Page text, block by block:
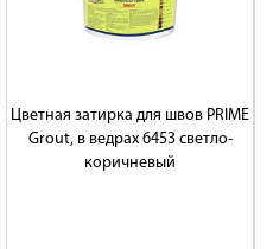
Цветная затирка для швов PRIME
Grout, в ведрах 6453 светло-
коричневый